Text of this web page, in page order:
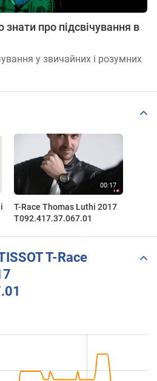
про підсвічування в
у звичайних і розумних
T-Race Thomas Luthi 2017
T092.417.37.067.01
T-Race